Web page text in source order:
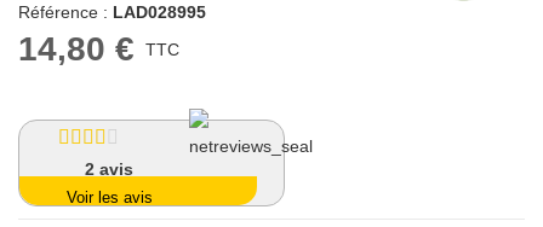
Référence : LAD028995
14,80 € TTC
2avis
Voir les avis